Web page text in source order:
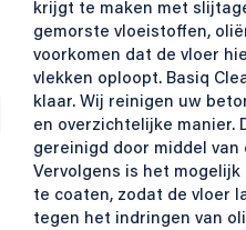
krijgt te maken met
gemorste vloeistoffen,
voorkomen dat de vloer
vlekken oploopt. Basiq
klaar. Wij reinigen uw
en overzichtelijke manier.
gereinigd door middel van
Vervolgens is het
te coaten, zodat de vloer
tegen het indringen van